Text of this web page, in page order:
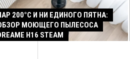
200°C И НИ ЕДИНОГО ПЯТНА:
МОЮЩЕГО ПЫЛЕСОСА
H16 STEAM